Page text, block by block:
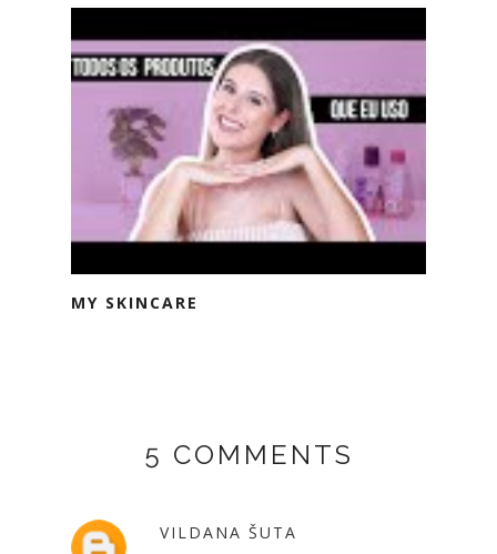
MY SKINCARE
5 COMMENTS
VILDANA ŠUTA